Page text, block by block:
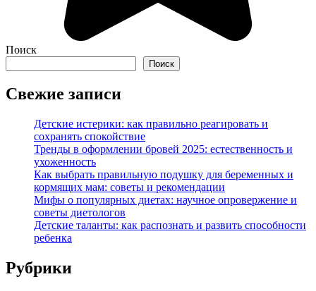
Поиск
Поиск
Свежие записи
Детские истерики: как правильно реагировать и
сохранять спокойствие
Тренды в оформлении бровей 2025: естественность и
ухоженность
Как выбрать правильную подушку для беременных и
кормящих мам: советы и рекомендации
Мифы о популярных диетах: научное опровержение и
советы диетологов
Детские таланты: как распознать и развить способности
ребенка
Рубрики